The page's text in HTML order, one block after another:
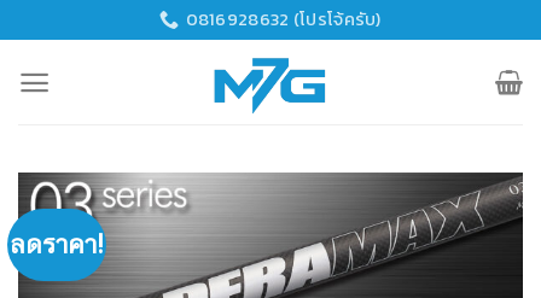
content
0816928632 (โปรโจ้ครับ)
ลดราคา!